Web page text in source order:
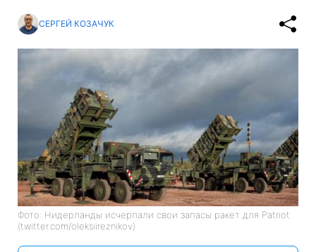
СЕРГЕЙ КОЗАЧУК
Фото: Нидерланды исчерпали свои запасы ракет для Patriot
(twitter.com/oleksiireznikov)